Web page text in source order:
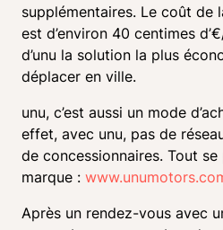
supplémentaires. Le coût de
est d’environ 40 centimes
d’unu la solution la plus
déplacer en ville.
unu, c’est aussi un mode
effet, avec unu, pas de
de concessionnaires. Tout
marque :
Après un rendez-vous avec